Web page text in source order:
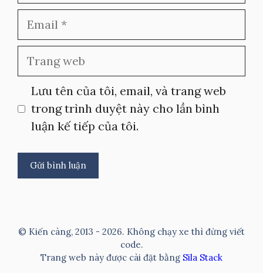
Email
Trang
Lưu tên của tôi, email, và trang web
trong trình duyệt này cho lần bình
luận kế tiếp của tôi.
t
© Kiến càng, 2013 - 2026. Không chạy xe thì đừng viết
code.
Trang web này được cài đặt bằng Sila Stack